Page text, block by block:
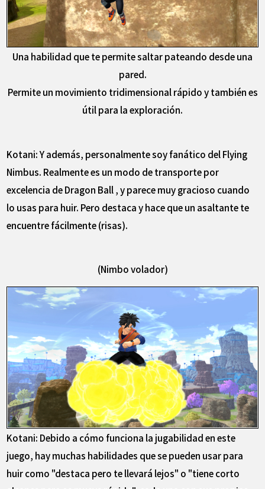
Una habilidad que te permite saltar pateando desde una
pared.
Permite un movimiento tridimensional rápido y también es
útil para la exploración.
Kotani: Y además, personalmente soy fanático del Flying
Nimbus. Realmente es un modo de transporte por
excelencia de Dragon Ball , y parece muy gracioso cuando
lo usas para huir. Pero destaca y hace que un asaltante te
encuentre fácilmente (risas).
(Nimbo volador)
Kotani: Debido a cómo funciona la jugabilidad en este
juego, hay muchas habilidades que se pueden usar para
huir como "destaca pero te llevará lejos" o "tiene corto